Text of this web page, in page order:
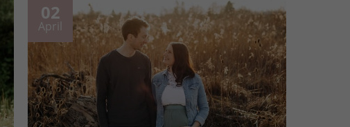
02
April